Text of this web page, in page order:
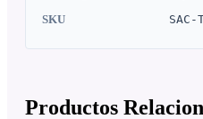
SKU
SAC-
Productos